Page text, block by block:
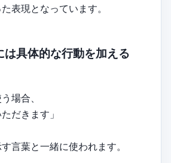
表現となっています。
は具体的な行動を加える
場合、
だきます」
言葉と一緒に使われます。